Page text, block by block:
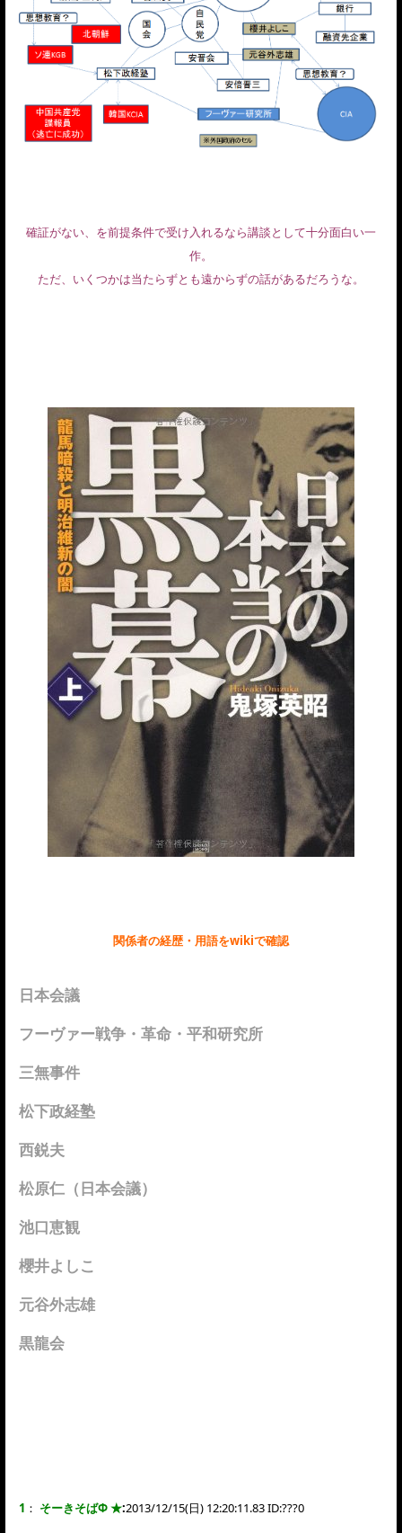
確証がない、を前提条件で受け入れるなら講談として十分面白い一
作。
ただ、いくつかは当たらずとも遠からずの話があるだろうな。
関係者の経歴・用語をwikiで確認
日本会議
フーヴァー戦争・革命・平和研究所
三無事件
松下政経塾
西鋭夫
松原仁（日本会議）
池口恵観
櫻井よしこ
元谷外志雄
黒龍会
1 ： そーきそばΦ ★:2013/12/15(日) 12:20:11.83 ID:???0